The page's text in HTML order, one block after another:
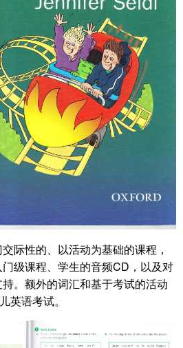
际性的、以活动为基础的课程，
级课程、学生的音频CD，以及对
。额外的词汇和基于考试的活动
英语考试。